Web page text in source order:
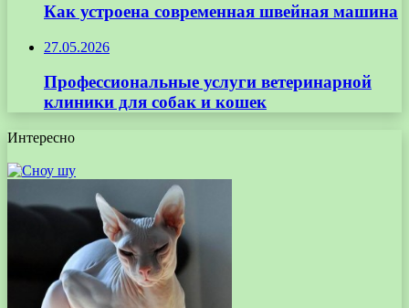
Как устроена современная швейная машина
27.05.2026
Профессиональные услуги ветеринарной
клиники для собак и кошек
Интересно